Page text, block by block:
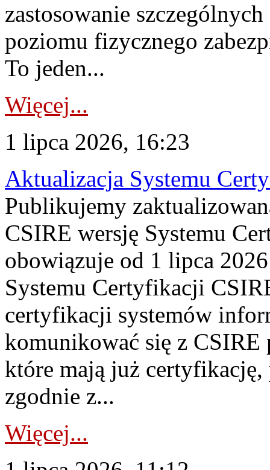
zastosowanie
poziomu fizycznego
To jeden...
Więcej...
1 lipca 2026, 16:23
Aktualizacja Systemu
Publikujemy
CSIRE wersję Systemu
obowiązuje od 1 lipca
Systemu Certyfikacji
certyfikacji systemów
komunikować się z
które mają już
zgodnie z...
Więcej...